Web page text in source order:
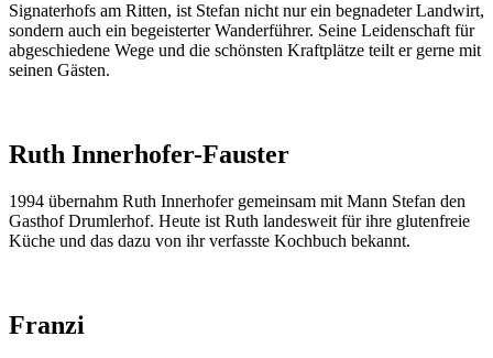
Signaterhofs am Ritten, ist Stefan nicht nur ein begnadeter Landwirt,
sondern auch ein begeisterter Wanderführer. Seine Leidenschaft für
abgeschiedene Wege und die schönsten Kraftplätze teilt er gerne mit
seinen Gästen.
Ruth Innerhofer-Fauster
1994 übernahm Ruth Innerhofer gemeinsam mit Mann Stefan den
Gasthof Drumlerhof. Heute ist Ruth landesweit für ihre glutenfreie
Küche und das dazu von ihr verfasste Kochbuch bekannt.
Franzi